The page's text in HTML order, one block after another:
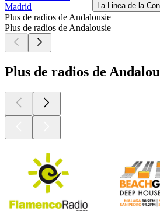
Madrid
La Linea de la
Plus de radios de Andalousie
Plus de radios de Andalousie
Plus de radios de